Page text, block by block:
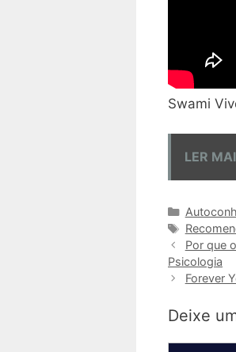
Swami
LER
Tags
Por que
Psicologia
Forever
Deixe